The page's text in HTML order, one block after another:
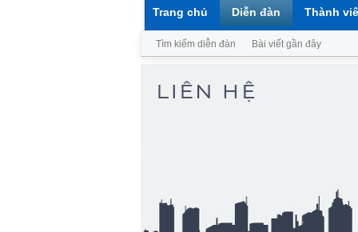
Trang chủ Diễn đàn
Tìm kiếm diễn đàn Bài viết gần đây
Thành